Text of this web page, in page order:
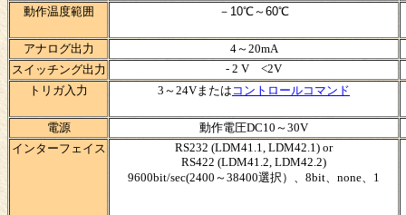
動作温度範囲
－ 10℃～60℃
アナログ出力
4～20mA
スイッチング出力
- 2 V <2V
トリガ入力
3～24Vまたは コントロールコマンド
電源
動作電圧DC10～30V
インターフェイス
RS232 (LDM41.1, LDM42.1) or
RS422 (LDM41.2, LDM42.2)
9600bit/sec(2400～38400選択）、8bit、none、1